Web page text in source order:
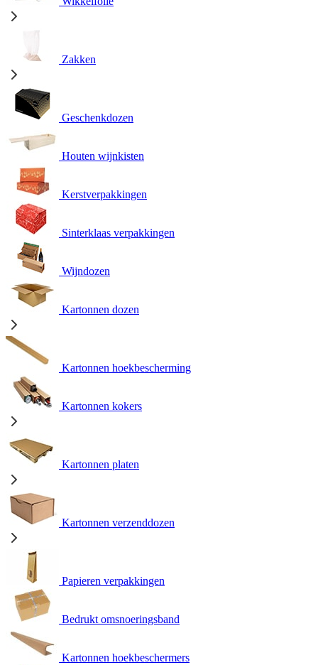
Zakken
Geschenkdozen
Houten wijnkisten
Kerstverpakkingen
Sinterklaas verpakkingen
Wijndozen
Kartonnen dozen
Kartonnen hoekbescherming
Kartonnen kokers
Kartonnen platen
Kartonnen verzenddozen
Papieren verpakkingen
Bedrukt omsnoeringsband
Kartonnen hoekbeschermers